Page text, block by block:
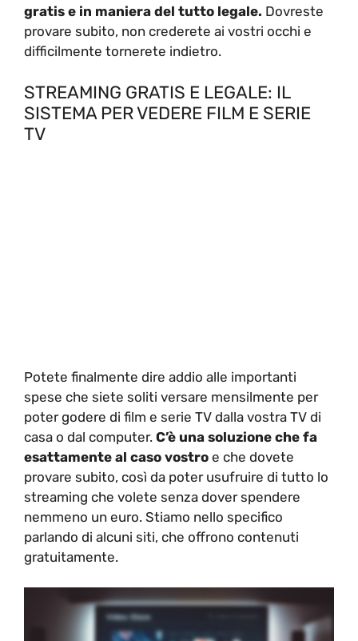
gratis e in maniera del tutto legale. Dovreste
provare subito, non crederete ai vostri occhi e
difficilmente tornerete indietro.
STREAMING GRATIS E LEGALE: IL
SISTEMA PER VEDERE FILM E SERIE
TV
Potete finalmente dire addio alle importanti
spese che siete soliti versare mensilmente per
poter godere di film e serie TV dalla vostra TV di
casa o dal computer. C’è una soluzione che fa
esattamente al caso vostro e che dovete
provare subito, così da poter usufruire di tutto lo
streaming che volete senza dover spendere
nemmeno un euro. Stiamo nello specifico
parlando di alcuni siti, che offrono contenuti
gratuitamente.